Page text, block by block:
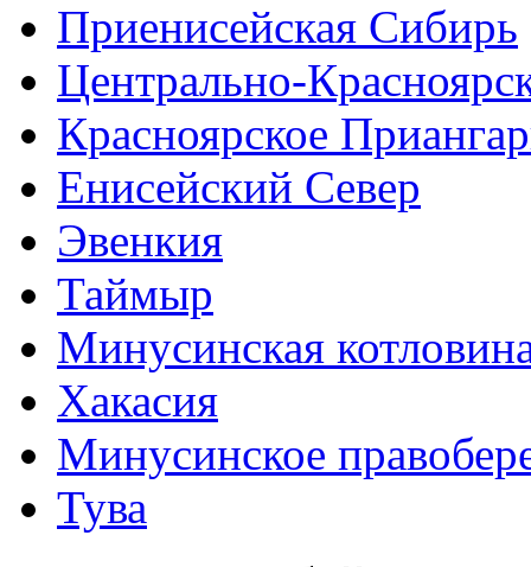
Приенисейская Сибирь
Центрально-
Красноярское
Енисейский Север
Эвенкия
Таймыр
Минусинская
Хакасия
Минусинское
Тува